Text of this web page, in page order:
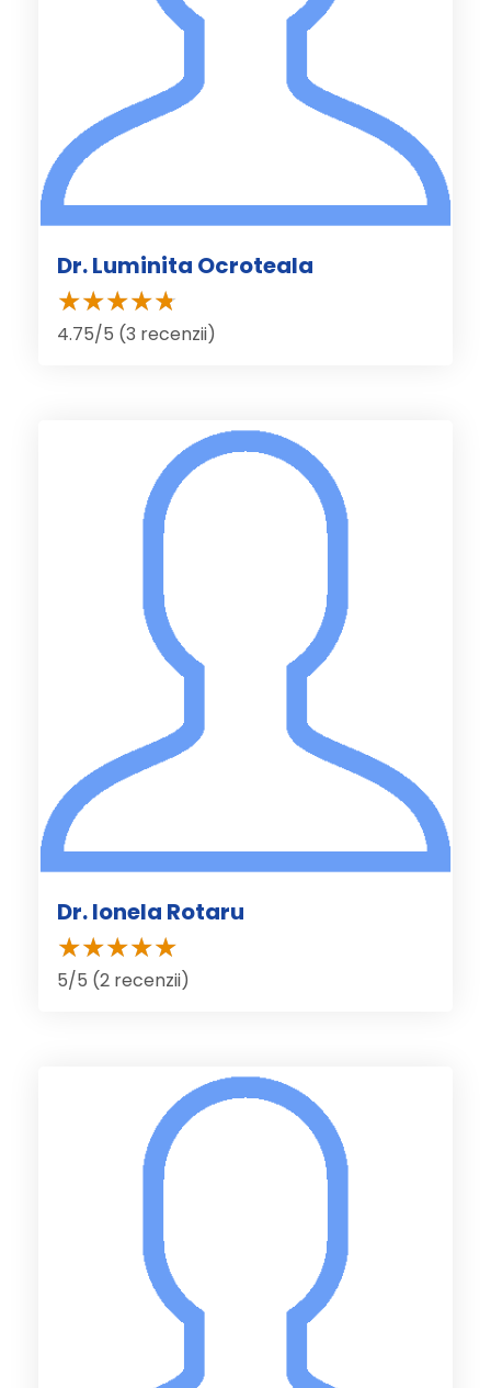
Dr. Luminita Ocroteala
4.75/5 (3 recenzii)
Dr. Ionela Rotaru
5/5 (2 recenzii)